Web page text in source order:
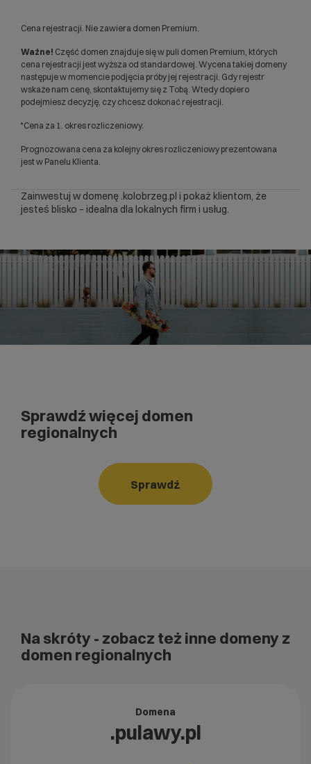
Cena rejestracji. Nie zawiera domen Premium.
Ważne! Część domen znajduje się w puli domen Premium, których
cena rejestracji jest wyższa od standardowej. Wycena takiej domeny
następuje w momencie podjęcia próby jej rejestracji. Gdy rejestr
wskaże nam cenę, skontaktujemy się z Tobą. Wtedy dopiero
podejmiesz decyzję, czy chcesz dokonać rejestracji.
*Cena za 1. okres rozliczeniowy.
Prognozowana cena za kolejny okres rozliczeniowy prezentowana
jest w Panelu Klienta.
Zainwestuj w domenę .kolobrzeg.pl i pokaż klientom, że
jesteś blisko – idealna dla lokalnych firm i usług.
Sprawdź więcej domen
regionalnych
Sprawdź
Na skróty - zobacz też inne domeny z
domen regionalnych
Domena
.pulawy.pl